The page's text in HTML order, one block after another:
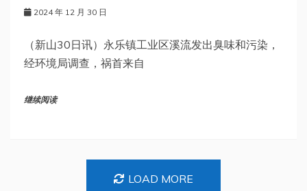
2024 年 12 月 30 日
（新山30日讯）永乐镇工业区溪流发出臭味和污染，
经环境局调查，祸首来自
继续阅读
LOAD MORE